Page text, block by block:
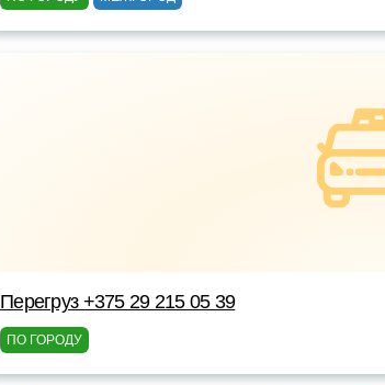
Перегруз +375 29 215 05 39
ПО ГОРОДУ